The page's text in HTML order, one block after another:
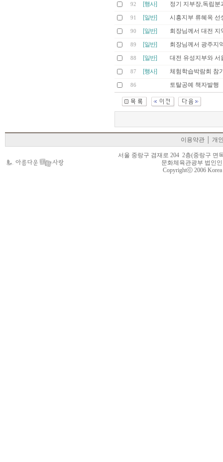
92 [행사] 정기 지부장,독립분
91 [일반] 시흥지부 류혜옥 선
90 [일반] 회장님께서 대전 지
89 [일반] 회장님께서 광주지
88 [일반] 대전 유성지부와
87 [행사] 체험학습박람회 참
86 토탈공예 책자발행
이용약관 │개
서울 중랑구 겸재로 204 2층(중랑구 면
문화체육관광부 법인
Copyrightⓒ 2006 Korea